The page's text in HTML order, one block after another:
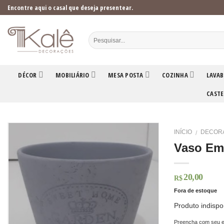
Skip
to
content
Encontre aqui o casal que deseja presentear.
DÉCOR MOBILIÁRIO MESA POSTA COZINHA
INÍCIO /
Vaso
R$ 20,00
Fora de estoque
Produto
Preencha com seu